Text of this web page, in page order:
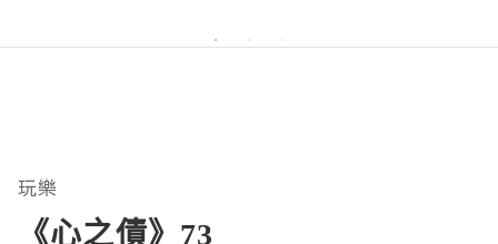
玩樂
《心之債》73